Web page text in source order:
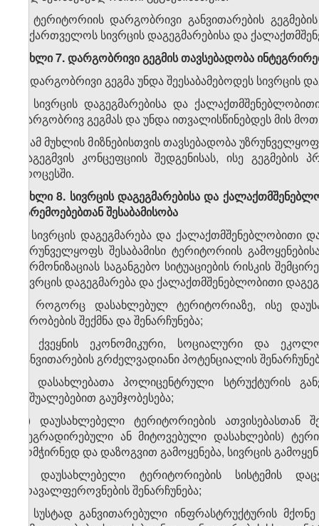
6. ტერიტორიის დარგობრივი განვითარების
საქართველოს სივრცის დაგეგმარებისა და
მუხლი 7. დარგობრივი გეგმის თავსებადობა
1. დარგობრივი გეგმა უნდა შეესაბამებოდეს სივრცის
2. სივრცის დაგეგმარებისა და
დარგობრივ გეგმას და უნდა ითვალისწინებდეს მის
3. ამ მუხლის მიზნებისთვის თავსებადობა
დაგეგმვის კონცეფციის შედგენისას, ისე გეგმების
პროცესში.
მუხლი 8. სივრცის დაგეგმარებისა და
გარემოებებთან შესაბამისობა
1. სივრცის დაგეგმარება და ქალაქთმშენებლობითი
უზრუნველყოფს შესაბამისი ტერიტორიის
ჰარმონიზაციას საგანგებო სიტუაციების რისკის
სივრცის დაგეგმარება და ქალაქთმშენებლობითი
ა) როგორც დასახლებულ ტერიტორიაზე, ისე
პირობების შექმნა და შენარჩუნება;
ბ) ქვეყნის ეკონომიკური, სოციალური და
განვითარების გრძელვადიანი პოტენციალის
გ) დასახლებათა პოლიცენტრული სტრუქტურის
საშუალებებით გაუმჯობესება;
დ) დაუსახლებელი ტერიტორიების ათვისებასთან
დეგრადირებული ან მიტოვებული დასახლების)
მომჭირნედ და დაზოგვით გამოყენება, სივრცის
ე) დაუსახლებელი ტერიტორიების სისტემის
მრავალფეროვნების შენარჩუნება;
ვ) სუსტად განვითარებული ინფრასტრუქტურის